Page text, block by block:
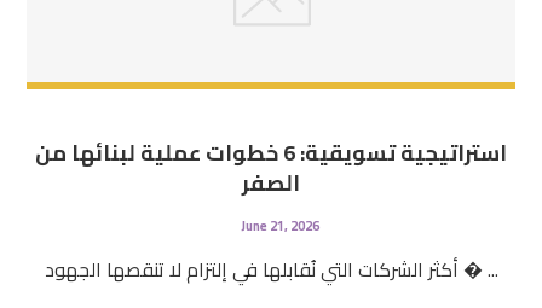
استراتيجية تسويقية: 6 خطوات عملية لبنائها من
الصفر
June 21, 2026
أكثر الشركات التي نُقابلها في إلتزام لا تنقصها الجهود � ...